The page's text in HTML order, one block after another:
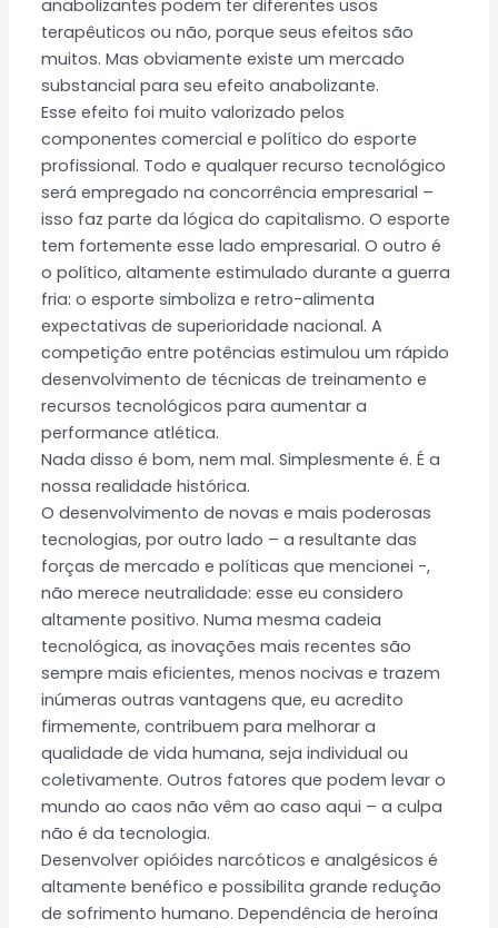
anabolizantes podem ter diferentes usos
terapêuticos ou não, porque seus efeitos são
muitos. Mas obviamente existe um mercado
substancial para seu efeito anabolizante.
Esse efeito foi muito valorizado pelos
componentes comercial e político do esporte
profissional. Todo e qualquer recurso tecnológico
será empregado na concorrência empresarial –
isso faz parte da lógica do capitalismo. O esporte
tem fortemente esse lado empresarial. O outro é
o político, altamente estimulado durante a guerra
fria: o esporte simboliza e retro-alimenta
expectativas de superioridade nacional. A
competição entre potências estimulou um rápido
desenvolvimento de técnicas de treinamento e
recursos tecnológicos para aumentar a
performance atlética.
Nada disso é bom, nem mal. Simplesmente é. É a
nossa realidade histórica.
O desenvolvimento de novas e mais poderosas
tecnologias, por outro lado – a resultante das
forças de mercado e políticas que mencionei -,
não merece neutralidade: esse eu considero
altamente positivo. Numa mesma cadeia
tecnológica, as inovações mais recentes são
sempre mais eficientes, menos nocivas e trazem
inúmeras outras vantagens que, eu acredito
firmemente, contribuem para melhorar a
qualidade de vida humana, seja individual ou
coletivamente. Outros fatores que podem levar o
mundo ao caos não vêm ao caso aqui – a culpa
não é da tecnologia.
Desenvolver opióides narcóticos e analgésicos é
altamente benéfico e possibilita grande redução
de sofrimento humano. Dependência de heroína